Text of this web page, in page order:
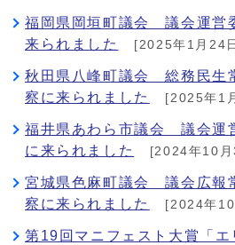
福岡県岡垣町議会 議会運営
来られました
[2025年1月24
秋田県八峰町議会 総務民生
察に来られました
[2025年1
福井県あわら市議会 議会運
に来られました
[2024年10月
宮城県色麻町議会 議会広報
察に来られました
[2024年
第19回マニフェスト大賞「